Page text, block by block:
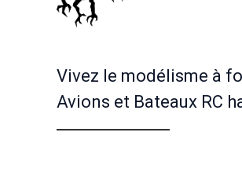
Vivez le modélisme à
Avions et Bateaux RC